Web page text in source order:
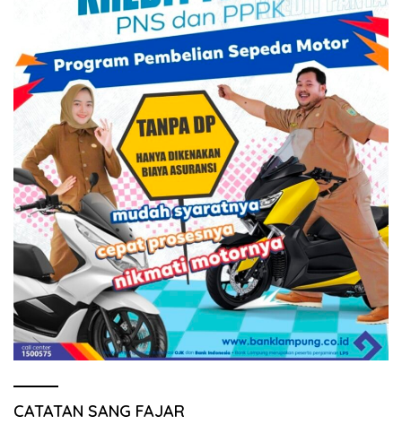
CATATAN SANG FAJAR